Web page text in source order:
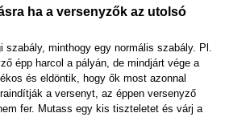
ha a versenyzők az utolsó
szabály, minthogy egy normális szabály. Pl.
épp harcol a pályán, de mindjárt vége a
és eldöntik, hogy ők most azonnal
a versenyt, az éppen versenyző
fer. Mutass egy kis tiszteletet és várj a